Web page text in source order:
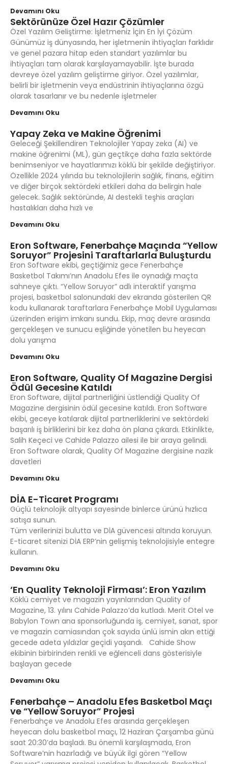
Devamını Oku
Sektörünüze Özel Hazır Çözümler
Özel Yazılım Geliştirme: İşletmeniz İçin En İyi Çözüm
Günümüz iş dünyasında, her işletmenin ihtiyaçları farklıdır
ve genel pazara hitap eden standart yazılımlar bu
ihtiyaçları tam olarak karşılayamayabilir. İşte burada
devreye özel yazılım geliştirme giriyor. Özel yazılımlar,
belirli bir işletmenin veya endüstrinin ihtiyaçlarına özgü
olarak tasarlanır ve bu nedenle işletmeler
Devamını Oku
Yapay Zeka ve Makine Öğrenimi
Geleceği Şekillendiren Teknolojiler Yapay zeka (AI) ve
makine öğrenimi (ML), gün geçtikçe daha fazla sektörde
benimseniyor ve hayatlarımızı köklü bir şekilde değiştiriyor.
Özellikle 2024 yılında bu teknolojilerin sağlık, finans, eğitim
ve diğer birçok sektördeki etkileri daha da belirgin hale
gelecek. Sağlık sektöründe, AI destekli teşhis araçları
hastalıkları daha hızlı ve
Devamını Oku
Eron Software, Fenerbahçe Maçında “Yellow
Soruyor” Projesini Taraftarlarla Buluşturdu
Eron Software ekibi, geçtiğimiz gece Fenerbahçe
Basketbol Takımı’nın Anadolu Efes ile oynadığı maçta
sahneye çıktı. “Yellow Soruyor” adlı interaktif yarışma
projesi, basketbol salonundaki dev ekranda gösterilen QR
kodu kullanarak taraftarlara Fenerbahçe Mobil Uygulaması
üzerinden erişim imkanı sundu. Ekip, maç devre arasında
gerçekleşen ve sunucu eşliğinde yönetilen bu heyecan
dolu yarışma
Devamını Oku
Eron Software, Quality Of Magazine Dergisi
Ödül Gecesine Katıldı
Eron Software, dijital partnerliğini üstlendiği Quality Of
Magazine dergisinin ödül gecesine katıldı. Eron Software
ekibi, geceye katılarak dijital partnerliklerini ve sektördeki
başarılı iş birliklerini bir kez daha ön plana çıkardı. Etkinlikte,
Salih Keçeci ve Cahide Palazzo ailesi ile bir araya gelindi.
Eron Software olarak, Quality Of Magazine dergisine nazik
davetleri
Devamını Oku
DİA E-Ticaret Programı
Güçlü teknolojik altyapı sayesinde binlerce ürünü hızlıca
satışa sunun.
Tüm verilerinizi bulutta ve DİA güvencesi altında koruyun.
E-ticaret sitenizi DİA ERP’nin gelişmiş teknolojisiyle entegre
kullanın.
Devamını Oku
‘En Quality Teknoloji Firması’: Eron Yazılım
Köklü cemiyet ve magazin yayınlarından Quality of
Magazine, 13. yılını Cahide Palazzo’da kutladı. Merit Otel ve
Babylon Town ana sponsorluğunda iş, cemiyet, sanat, spor
ve magazin camiasından çok sayıda ünlü ismin akın ettiği
gecede adeta yıldızlar geçidi yaşandı. Cahide Show
ekibinin birbirinden renkli ve eğlenceli dans gösterisiyle
başlayan gecede
Devamını Oku
Fenerbahçe – Anadolu Efes Basketbol Maçı
ve “Yellow Soruyor” Projesi
Fenerbahçe ve Anadolu Efes arasında gerçekleşen
heyecan dolu basketbol maçı, 12 Haziran Çarşamba günü
saat 20:30’da başladı. Bu önemli karşılaşmada, Eron
Software’nin hazırladığı ve büyük ilgi gören “Yellow